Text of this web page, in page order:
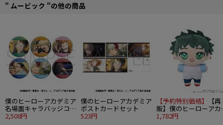
" ムービック "の他の商品
僕のヒーローアカデミア
名場面キャラバッジコレ
クション 6個入り1BOX
2,508円
僕のヒーローアカデミア
ポストカードセット
523円
【予約特別価格】 【再
販】僕のヒーローアカ
ミア ぬいパル ぬいぐ
1,782円